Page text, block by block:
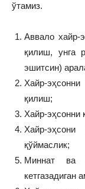
ўтамиз.
Аввало хайр-
қилиш, унга
эшитсин)
Хайр-
қилиш;
Хайр-
Хайр-
қўймаслик;
Миннат ва
кетгазадиган